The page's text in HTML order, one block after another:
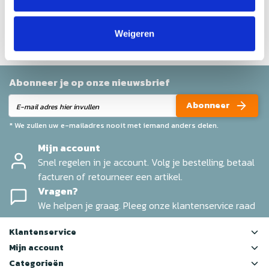
Weigeren
Help ons en andere klanten door het schrijven van een
Abonneer je op onze nieuwsbrief
Abonneer
* We zullen uw e-mailadres nooit met iemand anders delen.
Mijn account
Snel regelen in je account. Volg je bestelling, betaal
facturen of retourneer een artikel.
Vragen?
We helpen je graag. Pleeg onze klantenservice raad
Klantenservice
Mijn account
Categorieën